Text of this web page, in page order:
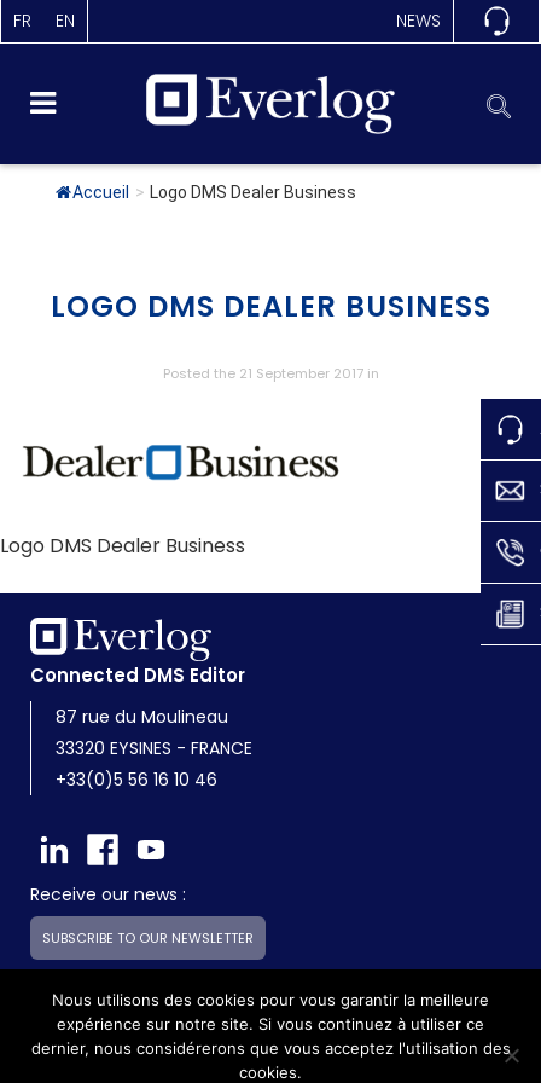
FR EN NEWS
Accueil > Logo DMS Dealer Business
LOGO DMS DEALER BUSINESS
Posted the 21 September 2017in
Logo DMS Dealer Business
Connected DMS Editor
87 rue du Moulineau
33320 EYSINES - FRANCE
+33(0)5 56 16 10 46
Receive our news :
SUBSCRIBE TO OUR NEWSLETTER
Everlog is a subsidiary of the Skilliance group
Nous utilisons des cookies pour vous garantir la meilleure
expérience sur notre site. Si vous continuez à utiliser ce
dernier, nous considérerons que vous acceptez l'utilisation des
cookies.